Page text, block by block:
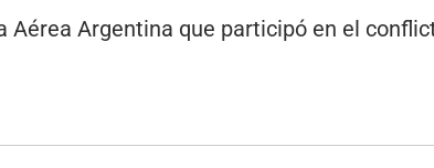
Argentina que participó en el